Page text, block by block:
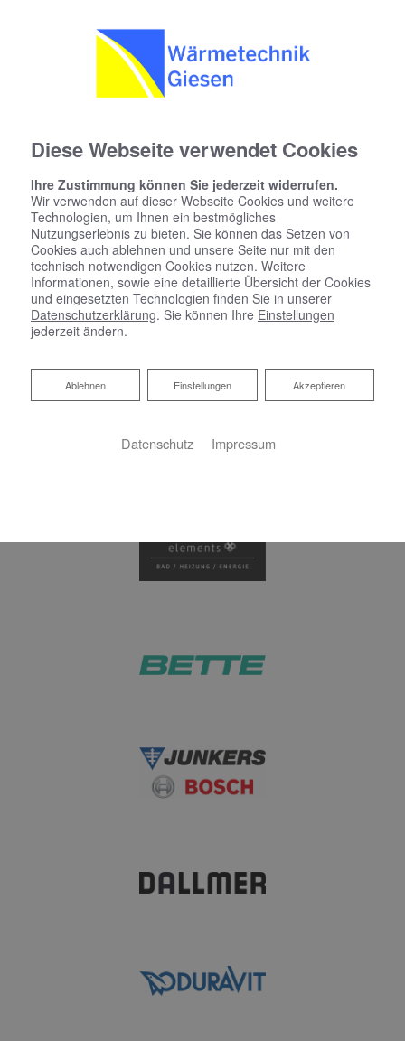
Unsere Partner
exzellente Realisierung Ihrer Aufträge.
Diese Webseite verwendet Cookies
Ihre Zustimmung können Sie jederzeit widerrufen.
Wir verwenden auf dieser Webseite Cookies und weitere
Technologien, um Ihnen ein bestmögliches
Nutzungserlebnis zu bieten. Sie können das Setzen von
Cookies auch ablehnen und unsere Seite nur mit den
technisch notwendigen Cookies nutzen. Weitere
Informationen, sowie eine detaillierte Übersicht der Cookies
und eingesetzten Technologien finden Sie in unserer
Datenschutzerklärung. Sie können Ihre Einstellungen
jederzeit ändern.
Akzeptieren
Einstellungen
Ablehnen
Ablehnen
Datenschutz Impressum